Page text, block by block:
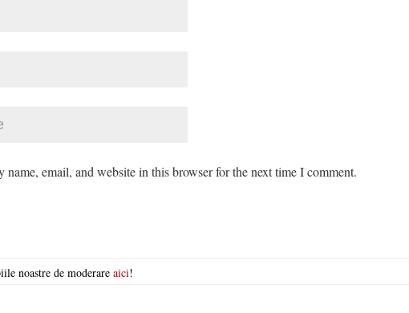
name, email, and website in this browser for the next time I comment.
noastre de moderare aici!